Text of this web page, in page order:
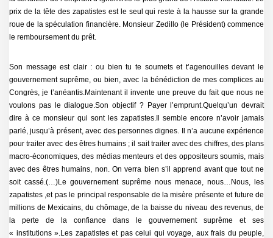
prix de la tête des zapatistes est le seul qui reste à la hausse sur la grande
roue de la spéculation financière. Monsieur Zedillo (le Président) commence
le remboursement du prêt.
Son message est clair : ou bien tu te soumets et t’agenouilles devant le
gouvernement suprême, ou bien, avec la bénédiction de mes complices au
Congrès, je t’anéantis.Maintenant il invente une preuve du fait que nous ne
voulons pas le dialogue.Son objectif ? Payer l’emprunt.Quelqu’un devrait
dire à ce monsieur qui sont les zapatistes.Il semble encore n’avoir jamais
parlé, jusqu’à présent, avec des personnes dignes. Il n’a aucune expérience
pour traiter avec des êtres humains ; il sait traiter avec des chiffres, des plans
macro-économiques, des médias menteurs et des oppositeurs soumis, mais
avec des êtres humains, non. On verra bien s’il apprend avant que tout ne
soit cassé.(…)Le gouvernement suprême nous menace, nous…Nous, les
zapatistes ,et pas le principal responsable de la misère présente et future de
millions de Mexicains, du chômage, de la baisse du niveau des revenus, de
la perte de la confiance dans le gouvernement suprême et ses
« institutions ».Les zapatistes et pas celui qui voyage, aux frais du peuple,